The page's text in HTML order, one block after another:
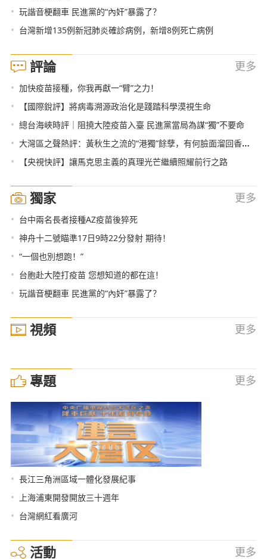
• 玩諧音梗翻車 民進黨的“內奸”暴露了？
• 台灣新增135例新冠肺炎確診病例，新增8例死亡病例
評論 更多
• 加快疫苗接種，你我再獻一“臂”之力！
• 【國際銳評】將病毒溯源政治化是踐踏科學漠視生命
• 總台海峽時評｜阻撓大陸疫苗入臺 民進黨當局為謀“獨”不要命
• 大灣區之聲熱評：黃秋生之流的“港獨”餘孽，有何臉面溜回香港？
• 【央視快評】讓馬克思主義的真理光芒繼續照耀前行之路
獨家 更多
• 台中兩名長者接種AZ疫苗後猝死
• 神舟十二號瞄準17日9時22分發射 期待！
• “一個也別想跑！”
• 台胞赴大陸打疫苗 您想知道的都在這！
• 玩諧音梗翻車 民進黨的“內奸”暴露了？
視頻 更多
專題 更多
• 長江三角洲區域一體化發展紀事
• 上海浦東開發開放三十週年
• 台灣網紅看廣河
活動 更多